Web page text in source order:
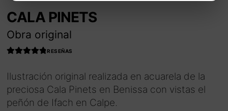
CALA PINETS
Obra original
4.990566037
RESEÑAS
Ilustración original realizada en acuarela de la
preciosa Cala Pinets en Benissa con vistas el
peñón de Ifach en Calpe.